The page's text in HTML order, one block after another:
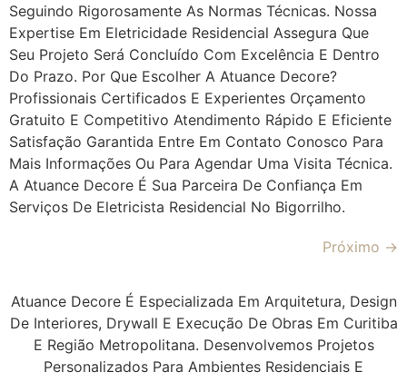
Seguindo Rigorosamente As Normas Técnicas. Nossa
Expertise Em Eletricidade Residencial Assegura Que
Seu Projeto Será Concluído Com Excelência E Dentro
Do Prazo. Por Que Escolher A Atuance Decore?
Profissionais Certificados E Experientes Orçamento
Gratuito E Competitivo Atendimento Rápido E Eficiente
Satisfação Garantida Entre Em Contato Conosco Para
Mais Informações Ou Para Agendar Uma Visita Técnica.
A Atuance Decore É Sua Parceira De Confiança Em
Serviços De Eletricista Residencial No Bigorrilho.
Próximo →
Atuance Decore É Especializada Em Arquitetura, Design
De Interiores, Drywall E Execução De Obras Em Curitiba
E Região Metropolitana. Desenvolvemos Projetos
Personalizados Para Ambientes Residenciais E